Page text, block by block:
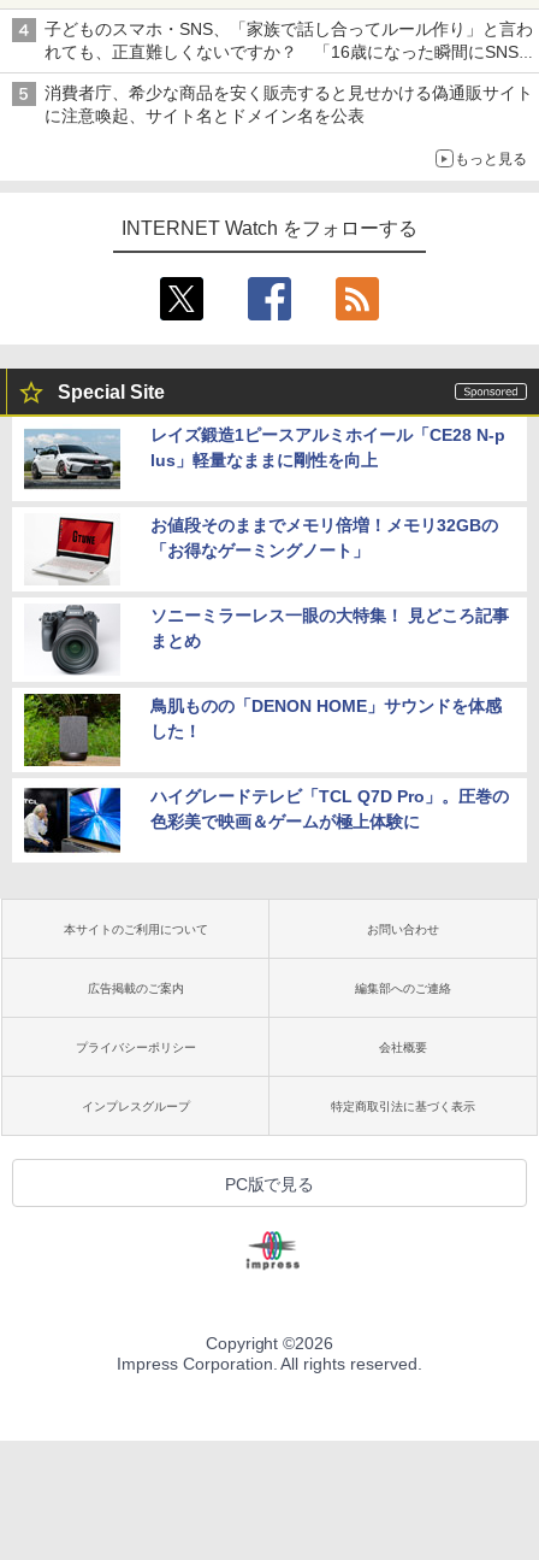
子どものスマホ・SNS、「家族で話し合ってルール作り」と言わ
れても、正直難しくないですか？ 「16歳になった瞬間にSNS
デビューする方が怖い」という上沼紫野弁護士にヒントを聞く
消費者庁、希少な商品を安く販売すると見せかける偽通販サイト
に注意喚起、サイト名とドメイン名を公表
もっと見る
INTERNET Watch をフォローする
Special Site
レイズ鍛造1ピースアルミホイール「CE28 N-p
lus」軽量なままに剛性を向上
お値段そのままでメモリ倍増！メモリ32GBの
「お得なゲーミングノート」
ソニーミラーレス一眼の大特集！ 見どころ記事
まとめ
鳥肌ものの「DENON HOME」サウンドを体感
した！
ハイグレードテレビ「TCL Q7D Pro」。圧巻の
色彩美で映画＆ゲームが極上体験に
本サイトのご利用について お問い合わせ
広告掲載のご案内 編集部へのご連絡
プライバシーポリシー 会社概要
インプレスグループ 特定商取引法に基づく表示
PC版で見る
Copyright ©2026
Impress Corporation. All rights reserved.